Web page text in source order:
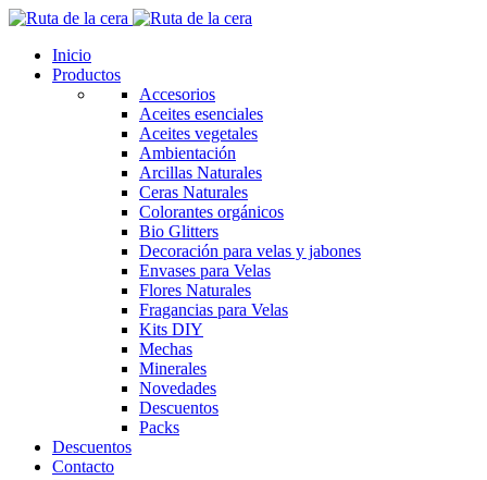
Inicio
Productos
Accesorios
Aceites esenciales
Aceites vegetales
Ambientación
Arcillas Naturales
Ceras Naturales
Colorantes orgánicos
Bio Glitters
Decoración para velas y jabones
Envases para Velas
Flores Naturales
Fragancias para Velas
Kits DIY
Mechas
Minerales
Novedades
Descuentos
Packs
Descuentos
Contacto